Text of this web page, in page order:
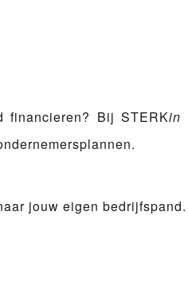
financieren? BijSTERKin
jouw eigen bedrijfspand.